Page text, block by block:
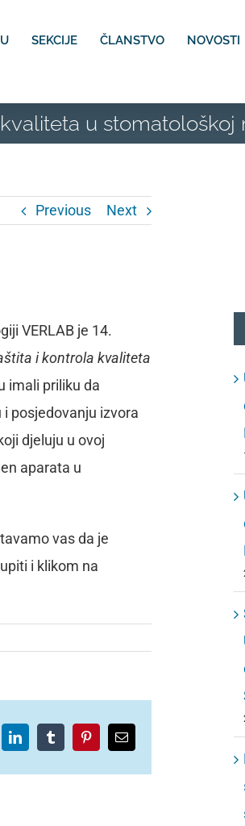
SEKCIJE ČLANSTVO NOVOSTI
u stomatološkoj
Previous Next
VERLAB je 14.
i kontrola kvaliteta
imali priliku da
posjedovanju izvora
djeluju u ovoj
aparata u
vas da je
i klikom na
LinkedInTumblrPinterestEmail